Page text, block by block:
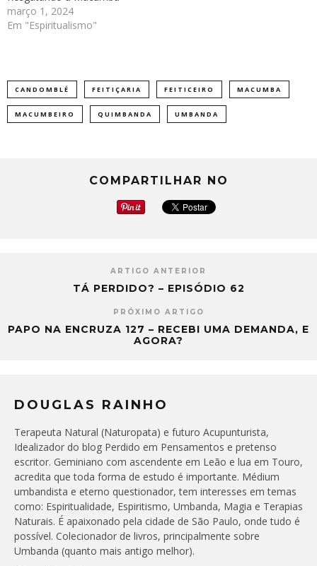
março 1, 2024
Em "Espiritualismo"
CANDOMBLÉ FEITIÇARIA FEITICEIRO MACUMBA
MACUMBEIRO QUIMBANDA UMBANDA
COMPARTILHAR NO
ARTIGO ANTERIOR
TÁ PERDIDO? – EPISÓDIO 62
PRÓXIMO ARTIGO
PAPO NA ENCRUZA 127 – RECEBI UMA DEMANDA, E
AGORA?
DOUGLAS RAINHO
Terapeuta Natural (Naturopata) e futuro Acupunturista,
Idealizador do blog Perdido em Pensamentos e pretenso
escritor. Geminiano com ascendente em Leão e lua em Touro,
acredita que toda forma de estudo é importante. Médium
umbandista e eterno questionador, tem interesses em temas
como: Espiritualidade, Espiritismo, Umbanda, Magia e Terapias
Naturais. É apaixonado pela cidade de São Paulo, onde tudo é
possível. Colecionador de livros, principalmente sobre
Umbanda (quanto mais antigo melhor).